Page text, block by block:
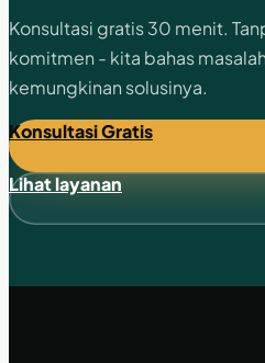
Konsultasi gratis 30 menit.
komitmen - kita bahas
kemungkinan solusinya.
Konsultasi Gratis
Lihat layanan